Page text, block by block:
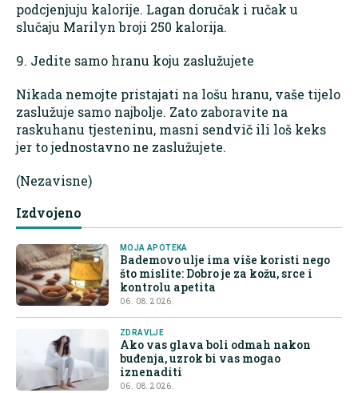
podcjenjuju kalorije. Lagan doručak i ručak u
slučaju Marilyn broji 250 kalorija.
9. Jedite samo hranu koju zaslužujete
Nikada nemojte pristajati na lošu hranu, vaše tijelo
zaslužuje samo najbolje. Zato zaboravite na
raskuhanu tjesteninu, masni sendvič ili loš keks
jer to jednostavno ne zaslužujete.
(Nezavisne)
Izdvojeno
MOJA APOTEKA
Bademovo ulje ima više koristi nego
što mislite: Dobro je za kožu, srce i
kontrolu apetita
06. 08. 2026.
ZDRAVLJE
Ako vas glava boli odmah nakon
buđenja, uzrok bi vas mogao
iznenaditi
06. 08. 2026.